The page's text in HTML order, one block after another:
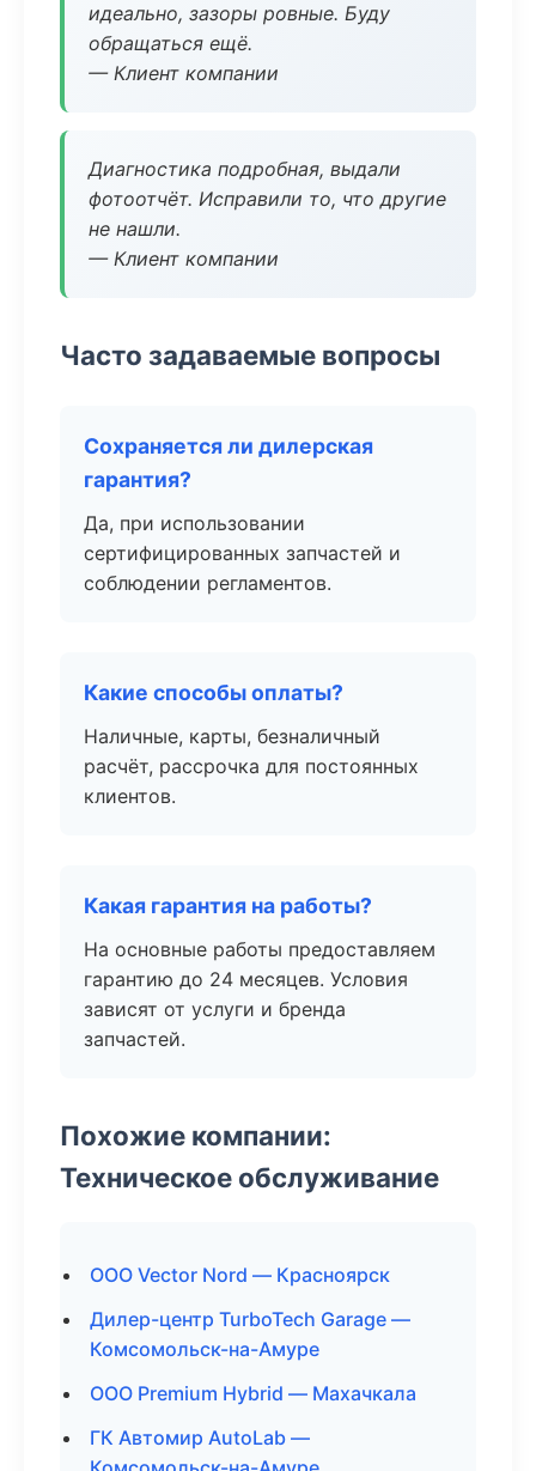
идеально, зазоры ровные. Буду
обращаться ещё.
— Клиент компании
Диагностика подробная, выдали
фотоотчёт. Исправили то, что другие
не нашли.
— Клиент компании
Часто задаваемые вопросы
Сохраняется ли дилерская
гарантия?
Да, при использовании
сертифицированных запчастей и
соблюдении регламентов.
Какие способы оплаты?
Наличные, карты, безналичный
расчёт, рассрочка для постоянных
клиентов.
Какая гарантия на работы?
На основные работы предоставляем
гарантию до 24 месяцев. Условия
зависят от услуги и бренда
запчастей.
Похожие компании:
Техническое обслуживание
ООО Vector Nord — Красноярск
Дилер-центр TurboTech Garage —
Комсомольск-на-Амуре
ООО Premium Hybrid — Махачкала
ГК Автомир AutoLab —